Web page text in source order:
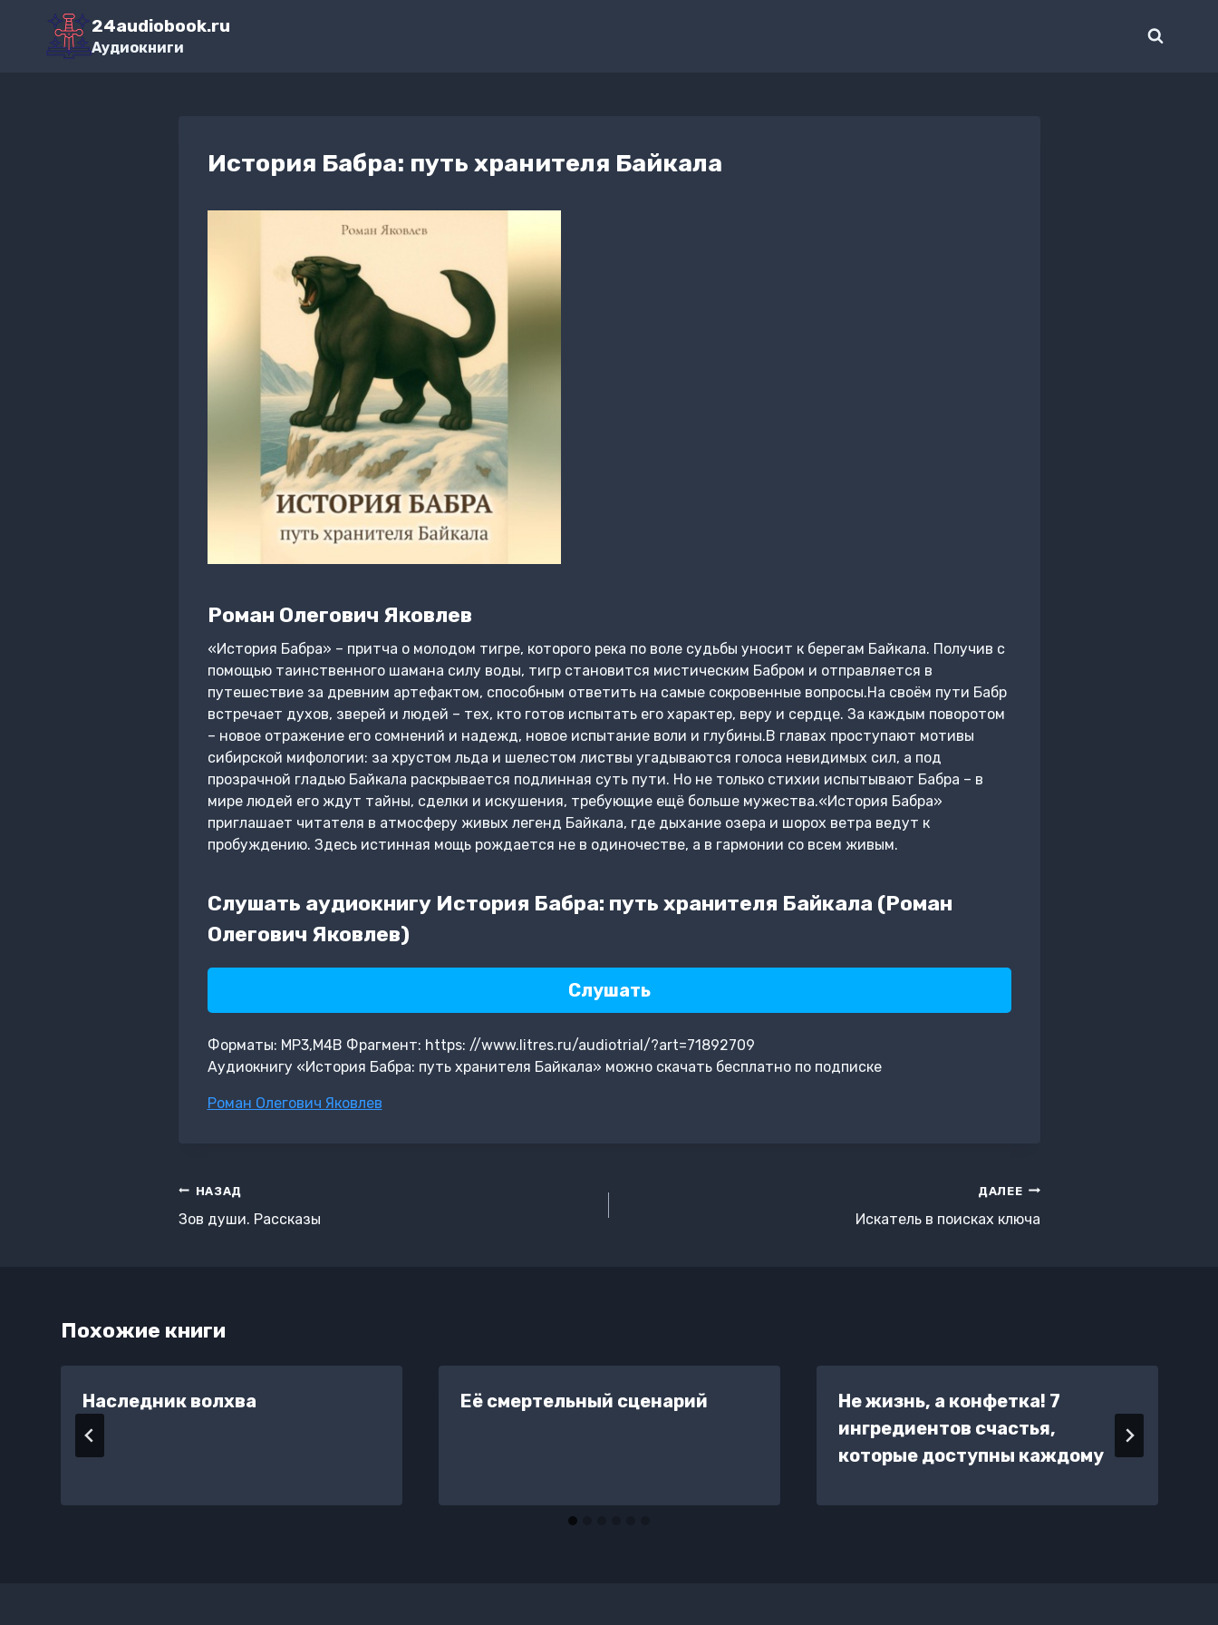
Перейти
содержимому
24audiobook.ru
Аудиокниги
История Бабра: путь хранителя Байкала
Роман Олегович Яковлев
«История Бабра» – притча о молодом тигре, которого река по воле судьбы уносит к берегам Байкала. Получив с
помощью таинственного шамана силу воды, тигр становится мистическим Бабром и отправляется в
путешествие за древним артефактом, способным ответить на самые сокровенные вопросы.На своём пути Бабр
встречает духов, зверей и людей – тех, кто готов испытать его характер, веру и сердце. За каждым поворотом
– новое отражение его сомнений и надежд, новое испытание воли и глубины.В главах проступают мотивы
сибирской мифологии: за хрустом льда и шелестом листвы угадываются голоса невидимых сил, а под
прозрачной гладью Байкала раскрывается подлинная суть пути. Но не только стихии испытывают Бабра – в
мире людей его ждут тайны, сделки и искушения, требующие ещё больше мужества.«История Бабра»
приглашает читателя в атмосферу живых легенд Байкала, где дыхание озера и шорох ветра ведут к
пробуждению. Здесь истинная мощь рождается не в одиночестве, а в гармонии со всем живым.
Слушать аудиокнигу История Бабра: путь хранителя Байкала (Роман
Олегович Яковлев)
Слушать
Форматы: MP3,M4B Фрагмент: https: //www.litres.ru/audiotrial/?art=71892709
Аудиокнигу «История Бабра: путь хранителя Байкала» можно скачать бесплатно по подписке
Метки
Роман Олегович Яковлев
Навигация
по
НАЗАД
Зов души. Рассказы
ДАЛЕЕ
Искатель в поисках ключа
Похожие книги
Наследник волхва Её смертельный сценарий
Не жизнь, а конфетка! 7
ингредиентов счастья,
которые доступны каждому